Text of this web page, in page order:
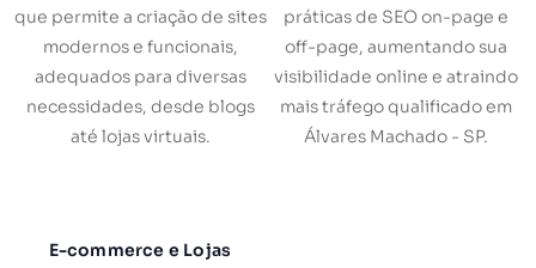
que permite a criação de sites
modernos e funcionais,
adequados para diversas
necessidades, desde blogs
até lojas virtuais.
práticas de SEO on-page e
off-page, aumentando sua
visibilidade online e atraindo
mais tráfego qualificado em
Álvares Machado - SP.
E-commerce e Lojas